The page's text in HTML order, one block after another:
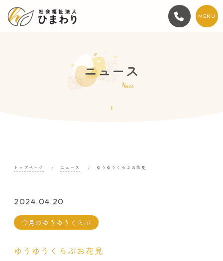
MENU
ニュース
News
トップページ ニュース ゆうゆうくらぶお花見
2024.04.20
今月のゆうゆうくらぶ
ゆうゆうくらぶお花見